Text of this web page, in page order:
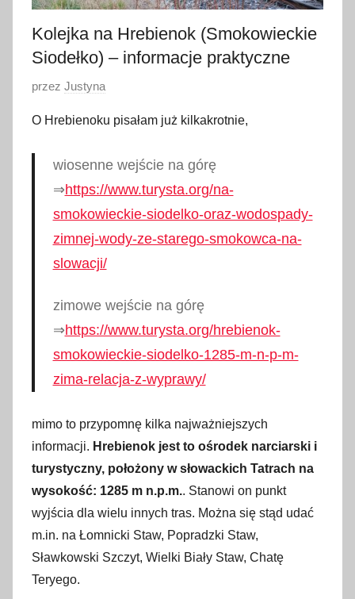
Kolejka na Hrebienok (Smokowieckie
Siodełko) – informacje praktyczne
O
u
t
i
a
2
0
2
przez Justyna
O Hrebienoku pisałam już kilkakrotnie,
wiosenne wejście na górę
⇒https://www.turysta.org/na-
smokowieckie-siodelko-oraz-wodospady-
zimnej-wody-ze-starego-smokowca-na-
slowacji/
zimowe wejście na górę
⇒https://www.turysta.org/hrebienok-
smokowieckie-siodelko-1285-m-n-p-m-
zima-relacja-z-wyprawy/
mimo to przypomnę kilka najważniejszych
informacji. Hrebienok jest to ośrodek narciarski i
turystyczny, położony w słowackich Tatrach na
wysokość: 1285 m n.p.m.. Stanowi on punkt
wyjścia dla wielu innych tras. Można się stąd udać
m.in. na Łomnicki Staw, Popradzki Staw,
Sławkowski Szczyt, Wielki Biały Staw, Chatę
Teryego.